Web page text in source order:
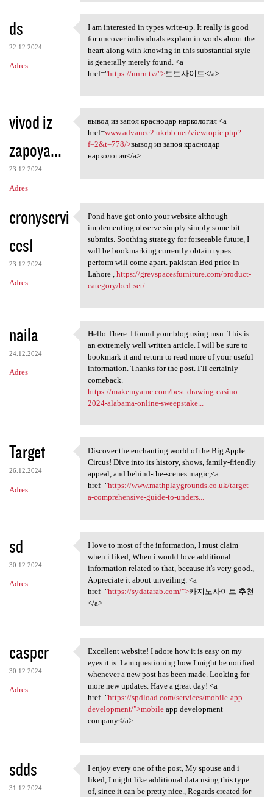
ds
22.12.2024
Adres
I am interested in types
I am interested in types write-up. It really is good
for uncover individuals explain in words about the
heart along with knowing in this substantial style
is generally merely found. <a
href="https://unrn.tv/">토토사이트</a>
vivod iz
zapoya...
23.12.2024
Adres
вывод из запоя краснодар
вывод из запоя краснодар наркология <a
href=www.advance2.ukrbb.net/viewtopic.php?
f=2&t=778/>вывод из запоя краснодар
наркология</a> .
cronyservi
ces1
23.12.2024
Adres
Pond have got onto your
Pond have got onto your website although
implementing observe simply simply some bit
submits. Soothing strategy for forseeable future, I
will be bookmarking currently obtain types
perform will come apart. pakistan Bed price in
Lahore , https://greyspacesfurniture.com/product-
category/bed-set/
naila
24.12.2024
Adres
Hello There. I found your
Hello There. I found your blog using msn. This is
an extremely well written article. I will be sure to
bookmark it and return to read more of your useful
information. Thanks for the post. I’ll certainly
comeback.
https://makemyamc.com/best-drawing-casino-
2024-alabama-online-sweepstake...
Target
26.12.2024
Adres
Discover the enchanting world
Discover the enchanting world of the Big Apple
Circus! Dive into its history, shows, family-friendly
appeal, and behind-the-scenes magic,<a
href="https://www.mathplaygrounds.co.uk/target-
a-comprehensive-guide-to-unders...
sd
30.12.2024
Adres
I love to most of the
I love to most of the information, I must claim
when i liked, When i would love additional
information related to that, because it's very good.,
Appreciate it about unveiling. <a
href="https://sydatarab.com/">카지노사이트 추천
</a>
casper
30.12.2024
Adres
Excellent website! I adore
Excellent website! I adore how it is easy on my
eyes it is. I am questioning how I might be notified
whenever a new post has been made. Looking for
more new updates. Have a great day! <a
href="https://spdload.com/services/mobile-app-
development/">mobileapp development
company</a>
sdds
31.12.2024
I enjoy every one of the post
I enjoy every one of the post, My spouse and i
liked, I might like additional data using this type
of, since it can be pretty nice., Regards created for